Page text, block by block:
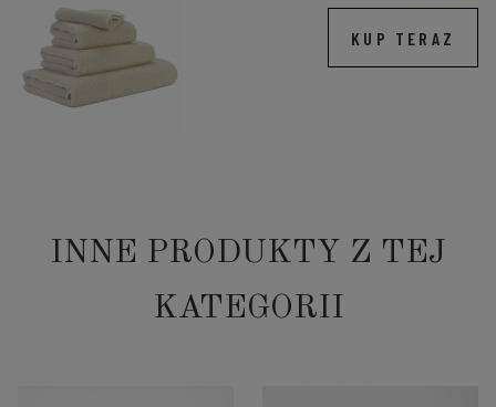
KUP TERAZ
INNE PRODUKTY Z TEJ
KATEGORII